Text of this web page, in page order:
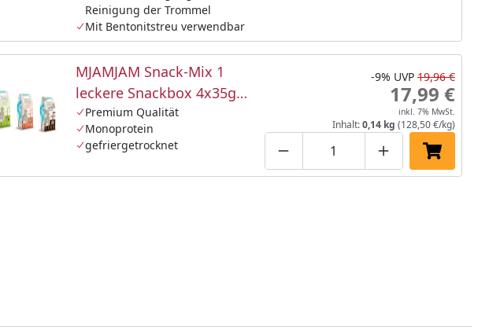
legen
Reinigung der Trommel
Mit Bentonitstreu verwendbar
legen
MJAMJAM Snack-Mix 1
leckere Snackbox 4x35g
Katzensnack
Premium Qualität
Monoprotein
gefriergetrocknet
Produktmenge um eins
Produktmenge manuell
Produktmenge
In den
-9% UVP 19,96 €
17,99 €
inkl. 7% MwSt.
Inhalt:0,14 kg (128,50 €/kg)
legen